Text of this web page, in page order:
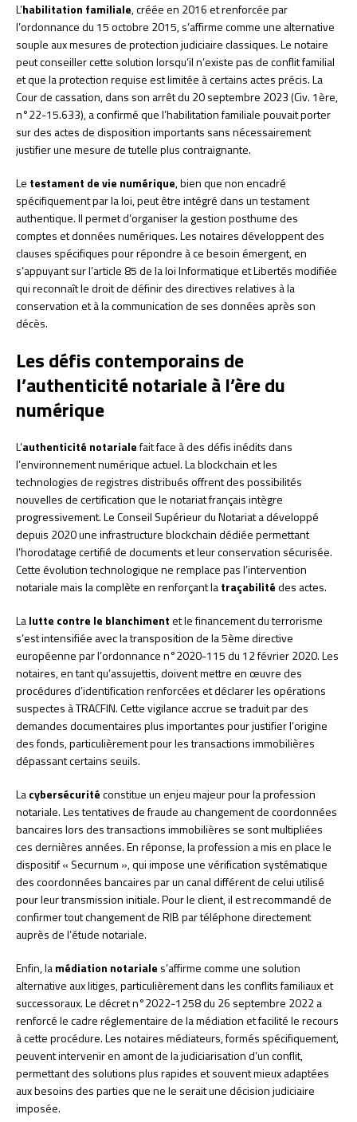
L’habilitation familiale, créée en 2016 et renforcée par
l’ordonnance du 15 octobre 2015, s’affirme comme une alternative
souple aux mesures de protection judiciaire classiques. Le notaire
peut conseiller cette solution lorsqu’il n’existe pas de conflit familial
et que la protection requise est limitée à certains actes précis. La
Cour de cassation, dans son arrêt du 20 septembre 2023 (Civ. 1ère,
n°22-15.633), a confirmé que l’habilitation familiale pouvait porter
sur des actes de disposition importants sans nécessairement
justifier une mesure de tutelle plus contraignante.
Le testament de vie numérique, bien que non encadré
spécifiquement par la loi, peut être intégré dans un testament
authentique. Il permet d’organiser la gestion posthume des
comptes et données numériques. Les notaires développent des
clauses spécifiques pour répondre à ce besoin émergent, en
s’appuyant sur l’article 85 de la loi Informatique et Libertés modifiée
qui reconnaît le droit de définir des directives relatives à la
conservation et à la communication de ses données après son
décès.
Les défis contemporains de
l’authenticité notariale à l’ère du
numérique
L’authenticité notarialefait face à des défis inédits dans
l’environnement numérique actuel. La blockchain et les
technologies de registres distribués offrent des possibilités
nouvelles de certification que le notariat français intègre
progressivement. Le Conseil Supérieur du Notariat a développé
depuis 2020 une infrastructure blockchain dédiée permettant
l’horodatage certifié de documents et leur conservation sécurisée.
Cette évolution technologique ne remplace pas l’intervention
notariale mais la complète en renforçant latraçabilitédes actes.
Lalutte contre le blanchimentet le financement du terrorisme
s’est intensifiée avec la transposition de la 5ème directive
européenne par l’ordonnance n°2020-115 du 12 février 2020. Les
notaires, en tant qu’assujettis, doivent mettre en œuvre des
procédures d’identification renforcées et déclarer les opérations
suspectes à TRACFIN. Cette vigilance accrue se traduit par des
demandes documentaires plus importantes pour justifier l’origine
des fonds, particulièrement pour les transactions immobilières
dépassant certains seuils.
Lacybersécuritéconstitue un enjeu majeur pour la profession
notariale. Les tentatives de fraude au changement de coordonnées
bancaires lors des transactions immobilières se sont multipliées
ces dernières années. En réponse, la profession a mis en place le
dispositif « Securnum », qui impose une vérification systématique
des coordonnées bancaires par un canal différent de celui utilisé
pour leur transmission initiale. Pour le client, il est recommandé de
confirmer tout changement de RIB par téléphone directement
auprès de l’étude notariale.
Enfin, lamédiation notariale s’affirme comme une solution
alternative aux litiges, particulièrement dans les conflits familiaux et
successoraux. Le décret n°2022-1258 du 26 septembre 2022 a
renforcé le cadre réglementaire de la médiation et facilité le recours
à cette procédure. Les notaires médiateurs, formés spécifiquement,
peuvent intervenir en amont de la judiciarisation d’un conflit,
permettant des solutions plus rapides et souvent mieux adaptées
aux besoins des parties que ne le serait une décision judiciaire
imposée.